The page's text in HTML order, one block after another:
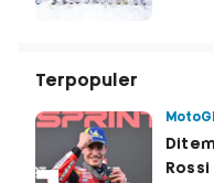
Terpopuler